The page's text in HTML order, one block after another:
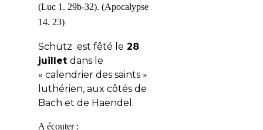
(Luc 1. 29b-32). (Apocalypse
14. 23)
Schütz est fêté le 28
juillet dans le
« calendrier des saints »
luthérien, aux côtés de
Bach et de Haendel.
A écouter :